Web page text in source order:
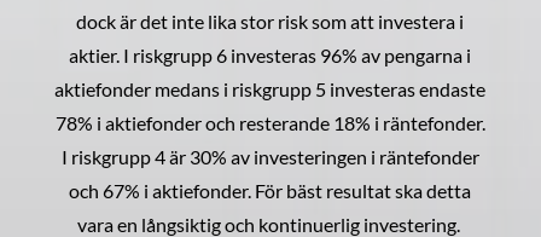
dock är det inte lika stor risk som att investera i
aktier. I riskgrupp 6 investeras 96% av pengarna i
aktiefonder medans i riskgrupp 5 investeras endaste
78% i aktiefonder och resterande 18% i räntefonder.
I riskgrupp 4 är 30% av investeringen i räntefonder
och 67% i aktiefonder. För bäst resultat ska detta
vara en långsiktig och kontinuerlig investering.